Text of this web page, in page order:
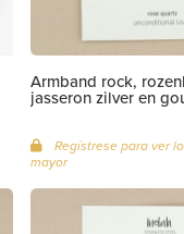
Armband rock,
jasseron zilver en
Regístrese para ver
mayor